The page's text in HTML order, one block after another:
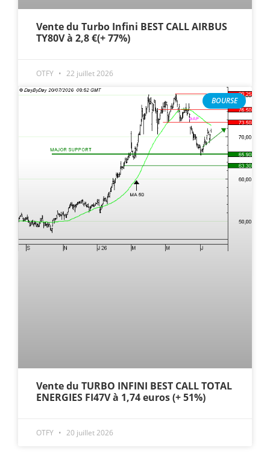
Vente du Turbo Infini BEST CALL AIRBUS
TY80V à 2,8 €(+ 77%)
OTFY 22 juillet 2026
BOURSE
Vente du TURBO INFINI BEST CALL TOTAL
ENERGIES FI47V à 1,74 euros (+ 51%)
OTFY 20 juillet 2026